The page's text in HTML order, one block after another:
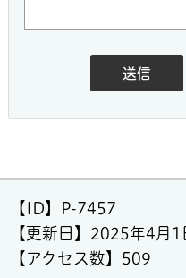
【ID】
P-7457
【更新日】 2025年4月1
【アクセス数】
509